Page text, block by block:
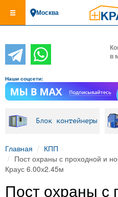
основному
Москва
в
Наши соцсети:
Блок контейнеры
Главная
КПП
Пост охраны с проходной и
Краус 6.00х2.45м
Пост охраны с